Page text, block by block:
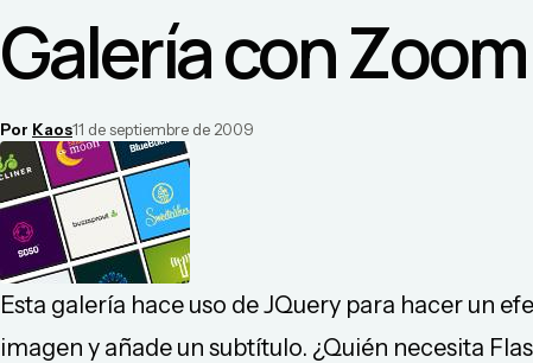
Galería con
Por Kaos11 de septiembre de 2009
Esta galería hace uso de JQuery para hacer un
imagen y añade un subtítulo. ¿Quién necesita